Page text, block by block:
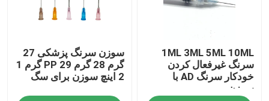
1ML 3ML 5ML 10ML
سرنگ غیرفعال کردن
خودکار سرنگ AD با
سوزن
سوزن سرنگ پزشکی 27
گرم 28 گرم PP 29 گرم 1
2 اینچ سوزن برای سگ